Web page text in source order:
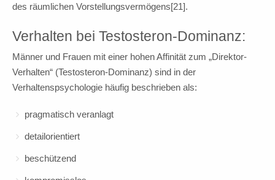
des räumlichen Vorstellungsvermögens[21].
Verhalten bei Testosteron-Dominanz:
Männer und Frauen mit einer hohen Affinität zum „Direktor-
Verhalten“ (Testosteron-Dominanz) sind in der
Verhaltenspsychologie häufig beschrieben als:
pragmatisch veranlagt
detailorientiert
beschützend